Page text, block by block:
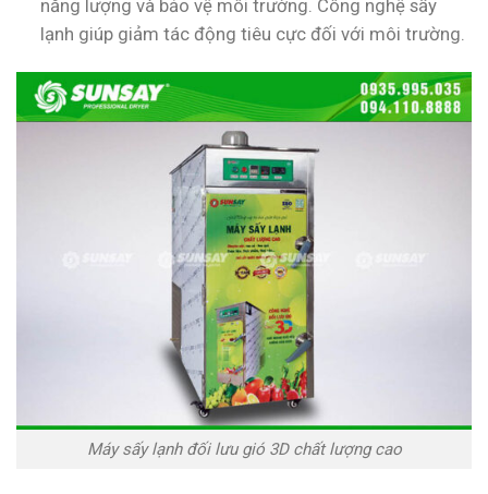
năng lượng và bảo vệ môi trường. Công nghệ sấy
lạnh giúp giảm tác động tiêu cực đối với môi trường.
Máy sấy lạnh đối lưu gió 3D chất lượng cao